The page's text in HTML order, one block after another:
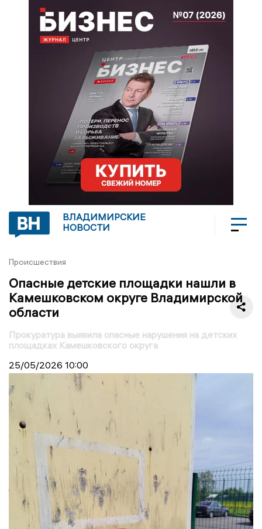
ВЛАДИМИРСКИЕ
НОВОСТИ
Происшествия
Опасные детские площадки нашли в
Камешковском округе Владимирской
области
Прокуратура выявила опасные нарушения на детских
площадках Камешковского округа
25/05/2026 10:00